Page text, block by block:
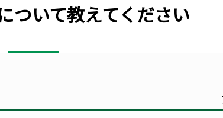
いて教えてください